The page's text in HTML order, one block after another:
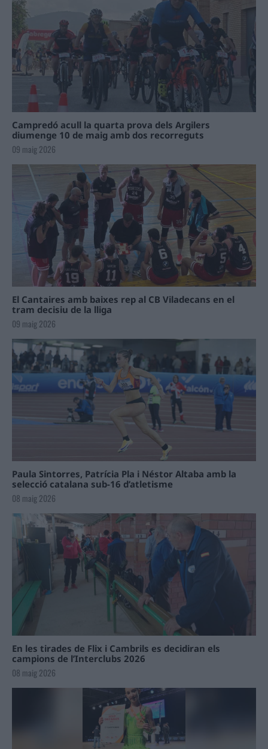
Campredó acull la quarta prova dels Argilers
diumenge 10 de maig amb dos recorreguts
09 maig 2026
El Cantaires amb baixes rep al CB Viladecans en el
tram decisiu de la lliga
09 maig 2026
Paula Sintorres, Patrícia Pla i Néstor Altaba amb la
selecció catalana sub-16 d’atletisme
08 maig 2026
En les tirades de Flix i Cambrils es decidiran els
campions de l’Interclubs 2026
08 maig 2026